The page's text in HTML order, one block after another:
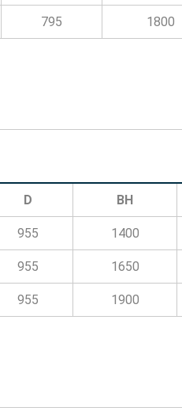
795 1800
D BH
955 1400
955 1650
955 1900